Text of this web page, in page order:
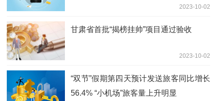
2023-10-02
甘肃省首批“揭榜挂帅”项目通过验收
2023-10-02
“双节”假期第四天预计发送旅客同比增长
56.4% “小机场”旅客量上升明显